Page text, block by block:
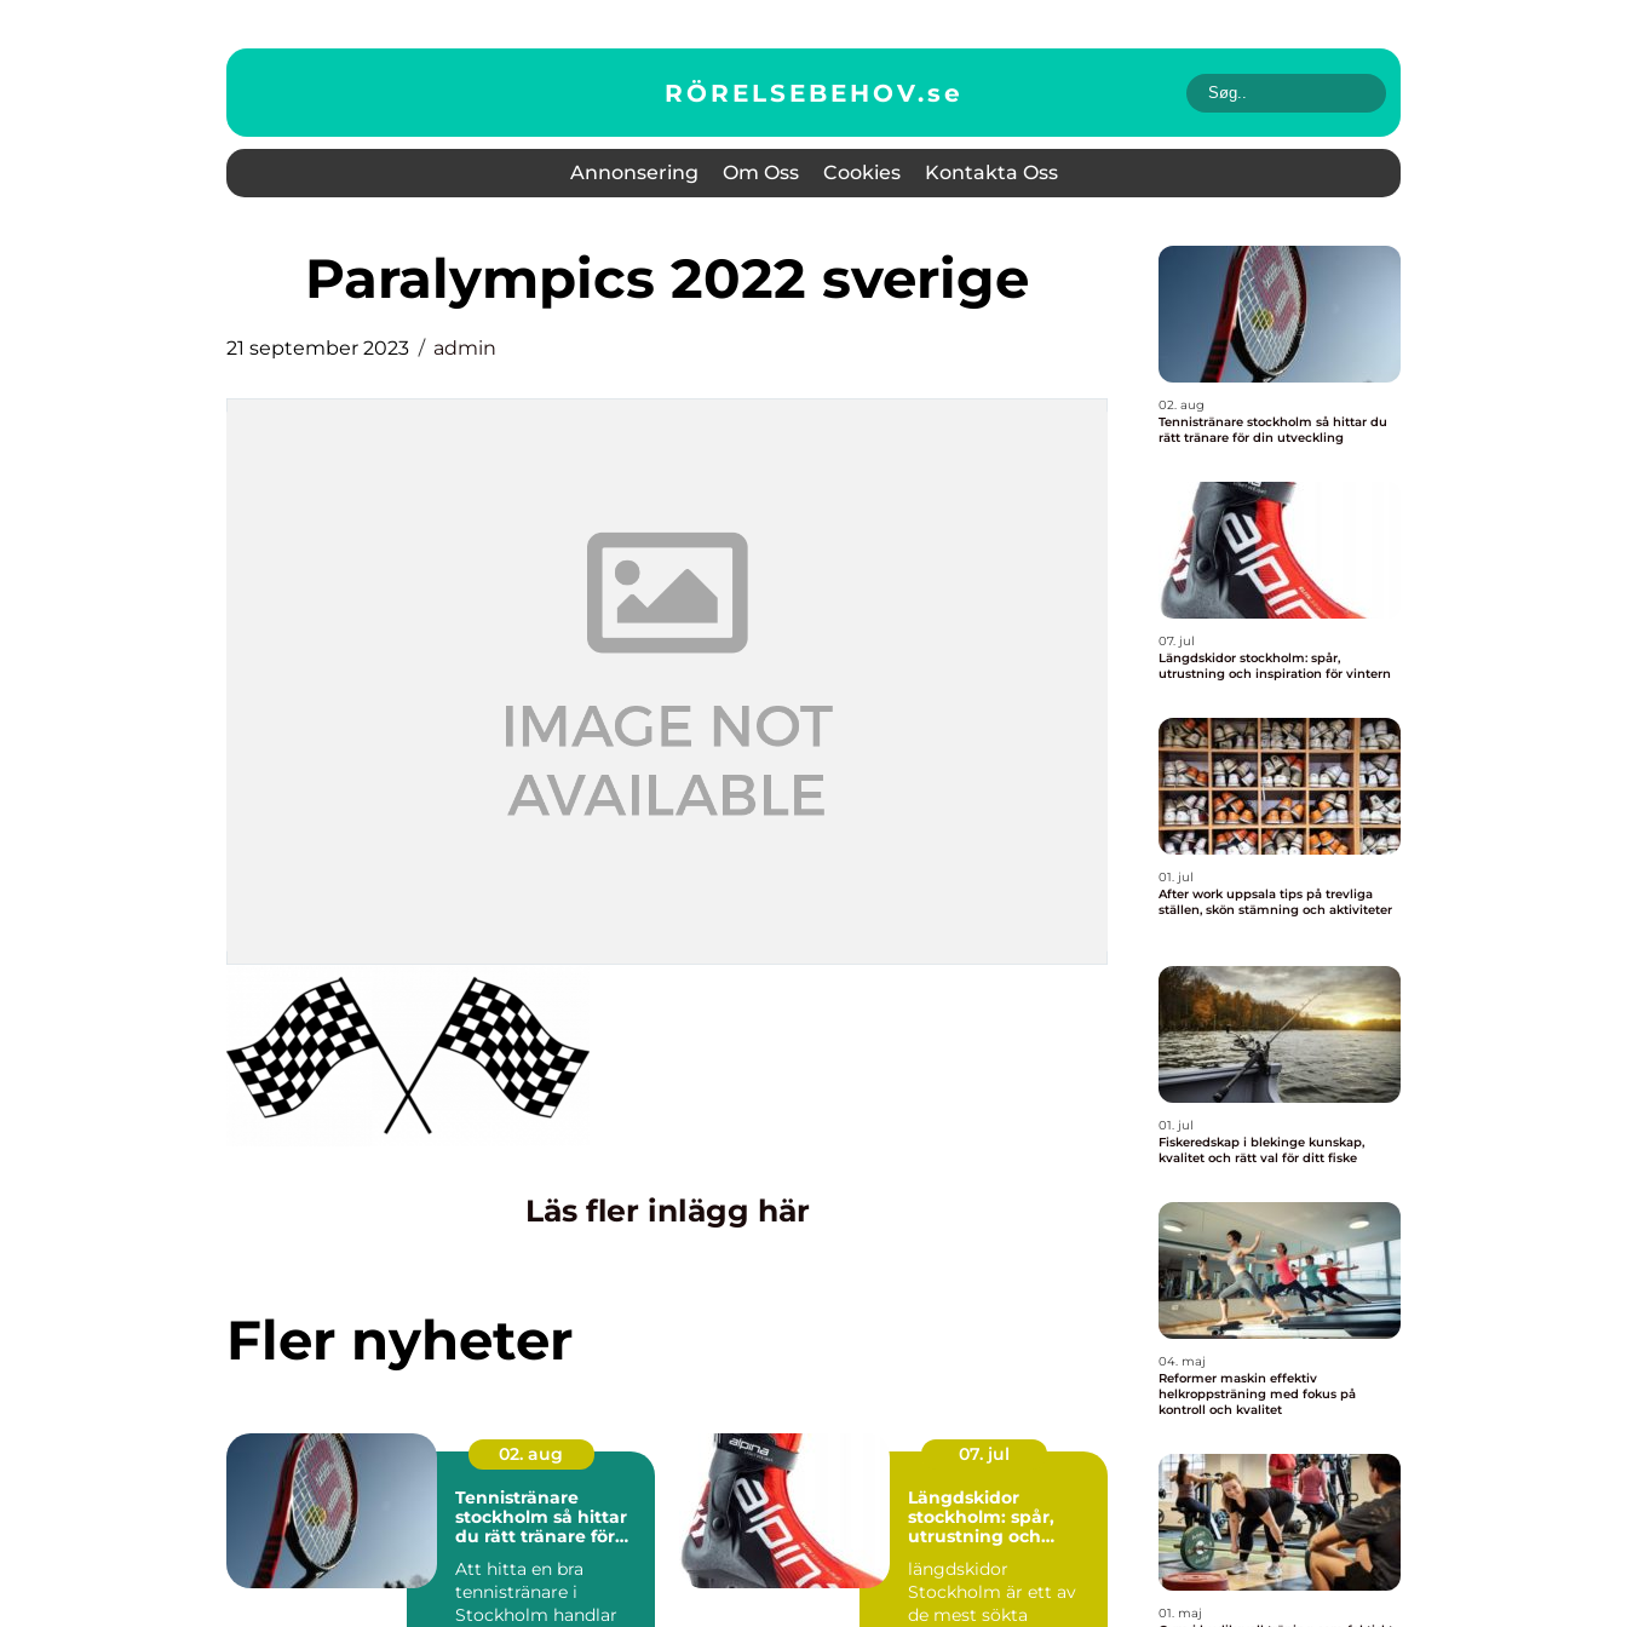
RÖRELSEBEHOV.se
Annonsering Om Oss Cookies Kontakta Oss
paralympics 2022 sverige
21 september 2023 admin
Läs fler inlägg här
Fler nyheter
02. aug
Tennistränare
stockholm så hittar
du rätt tränare för
Att hitta en bra
tennistränare i
Stockholm handlar
07. jul
Längdskidor
stockholm: spår,
utrustning och
vintern
längdskidor
Stockholm är ett av
de mest sökta
02. aug
Tennistränare stockholm så hittar du
rätt tränare för din utveckling
07. jul
Längdskidor stockholm: spår,
utrustning och inspiration för vintern
01. jul
After work uppsala tips på trevliga
ställen, skön stämning och aktiviteter
01. jul
Fiskeredskap i blekinge kunskap,
kvalitet och rätt val för ditt fiske
04. maj
Reformer maskin effektiv
helkroppsträning med fokus på
kontroll och kvalitet
01. maj